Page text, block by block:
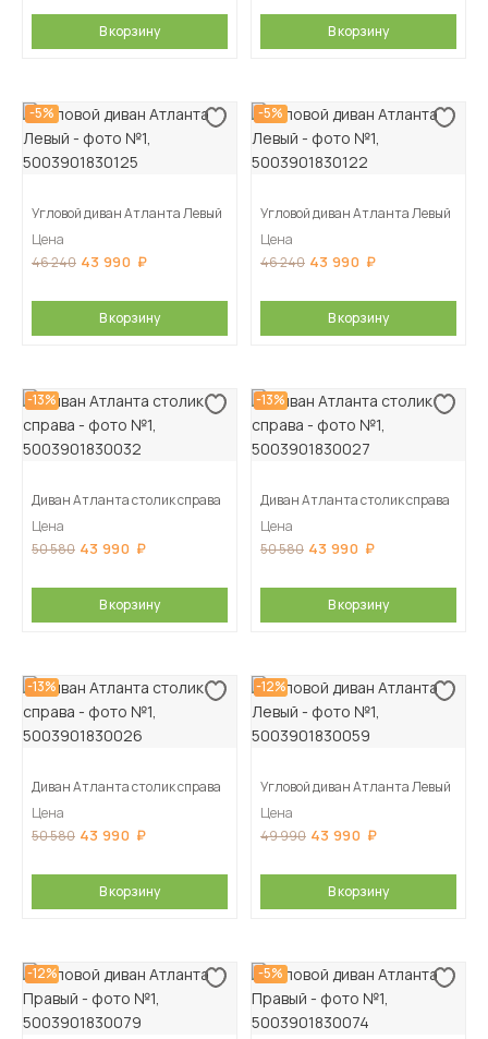
В корзину В корзину
-5%
Угловой диван Атланта Левый
Цена
46 240 43 990
В корзину
-5%
Угловой диван Атланта Левый
Цена
46 240 43 990
В корзину
-13%
Диван Атланта столик справа
Цена
50 580 43 990
В корзину
-13%
Диван Атланта столик справа
Цена
50 580 43 990
В корзину
-13%
Диван Атланта столик справа
Цена
50 580 43 990
В корзину
-12%
Угловой диван Атланта Левый
Цена
49 990 43 990
В корзину
-12% -5%